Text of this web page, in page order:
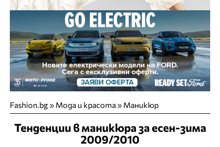
Fashion.bg» Мода и красота» Маникюр
Тенденции в маникюра за есен-зима
2009/2010